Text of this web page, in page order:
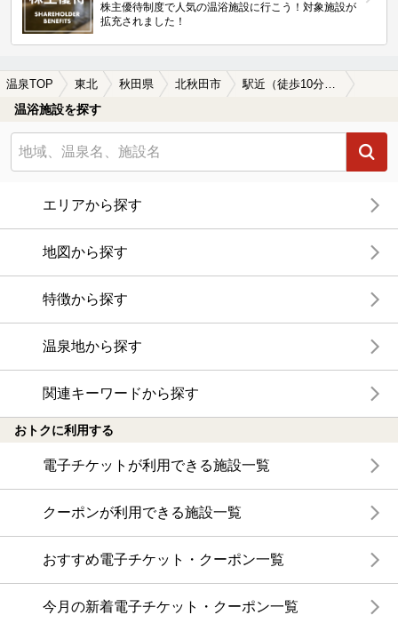
株主優待制度で人気の温浴施設に行こう！対象施設が
拡充されました！
温泉TOP 東北 秋田県 北秋田市 駅近（徒歩10分以内）の北秋田市の温泉、日帰り温泉、スーパー銭湯おすすめ
温浴施設を探す
エリアから探す
地図から探す
特徴から探す
温泉地から探す
関連キーワードから探す
おトクに利用する
電子チケットが利用できる施設一覧
クーポンが利用できる施設一覧
おすすめ電子チケット・クーポン一覧
今月の新着電子チケット・クーポン一覧